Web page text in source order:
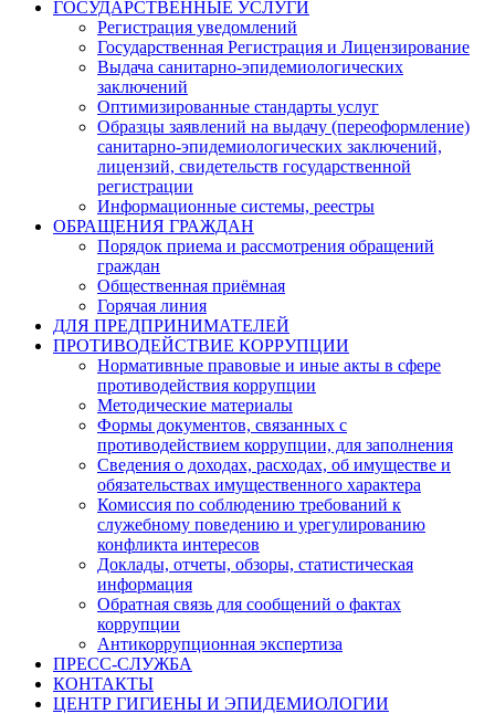
ГОСУДАРСТВЕННЫЕ УСЛУГИ
Регистрация уведомлений
Государственная Регистрация и Лицензирование
Выдача санитарно-эпидемиологических
заключений
Оптимизированные стандарты услуг
Образцы заявлений на выдачу (переоформление)
санитарно-эпидемиологических заключений,
лицензий, свидетельств государственной
регистрации
Информационные системы, реестры
ОБРАЩЕНИЯ ГРАЖДАН
Порядок приема и рассмотрения обращений
граждан
Общественная приёмная
Горячая линия
ДЛЯ ПРЕДПРИНИМАТЕЛЕЙ
ПРОТИВОДЕЙСТВИЕ КОРРУПЦИИ
Нормативные правовые и иные акты в сфере
противодействия коррупции
Методические материалы
Формы документов, связанных с
противодействием коррупции, для заполнения
Сведения о доходах, расходах, об имуществе и
обязательствах имущественного характера
Комиссия по соблюдению требований к
служебному поведению и урегулированию
конфликта интересов
Доклады, отчеты, обзоры, статистическая
информация
Обратная связь для сообщений о фактах
коррупции
Антикоррупционная экспертиза
ПРЕСС-СЛУЖБА
КОНТАКТЫ
ЦЕНТР ГИГИЕНЫ И ЭПИДЕМИОЛОГИИ